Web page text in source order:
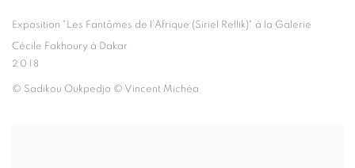
Exposition "Les Fantômes de l’Afrique (Siriel Rellik)" à la Galerie
Cécile Fakhoury à Dakar
2018
© Sadikou Oukpedjo © Vincent Michéa